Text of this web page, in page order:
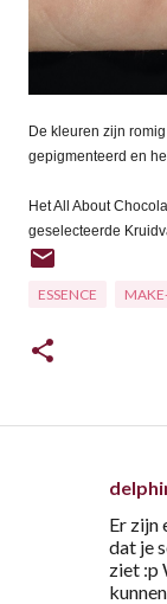
De kleuren zijn
gepigmenteerd en
Het All About
geselecteerde
ESSENCE
Er zijn
dat je
ziet :p